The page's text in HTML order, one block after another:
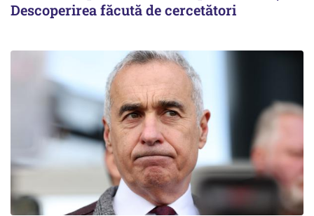
Descoperirea făcută de cercetători